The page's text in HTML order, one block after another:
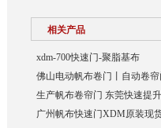
相关产品
xdm-700快速门-聚脂基布
佛山电动帆布卷门丨自动卷
生产帆布卷帘门 东莞快速提
广州帆布快速门XDM原装现